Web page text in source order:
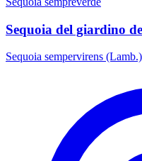
Sequoia del giardino
Sequoia sempervirens